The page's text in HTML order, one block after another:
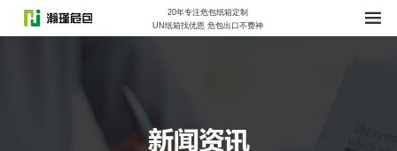
20年专注危包纸箱定制
UN纸箱找优恩 危包出口不费神